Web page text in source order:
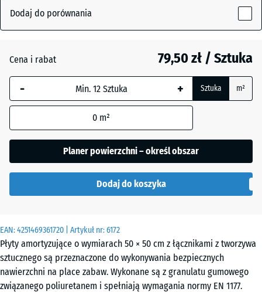
EAN:4251469361720 | Artykuł nr:6172
Płyty amortyzujące o wymiarach 50 × 50 cm z łącznikami z tworzywa
sztucznego są przeznaczone do wykonywania bezpiecznych
nawierzchni na place zabaw. Wykonane są z granulatu gumowego
związanego poliuretanem i spełniają wymagania normy EN 1177.
piaskowy
+ 17,90 zł
+ 1,20 zł
łupkowy
Zielony
trawiasty
+ 8,30 zł
Wybrany,
niebiesko
obramowany
wymiar jest
obliczenia
zapotrzebowania
(chyba że w
danych produktu
50
x
50
x 8
cm
Dodaj do porównania
Cena i rabat 79,50 zł / Sztuka
- + Sztuka m²
0 m²
Planer powierzchni – określ obszar
Dodaj do koszyka